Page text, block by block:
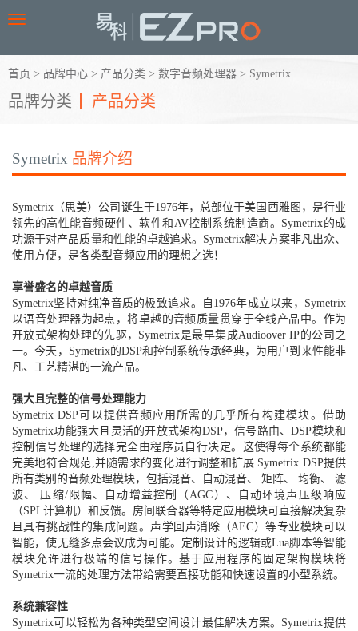
Toggle
首页 > 品牌中心 > 产品分类 > 数字音频处理器 > Symetrix
品牌分类 产品分类
Symetrix 品牌介绍
Symetrix（思美）公司诞生于1976年，总部位于美国西雅图，是行业
领先的高性能音频硬件、软件和AV控制系统制造商。Symetrix的成
功源于对产品质量和性能的卓越追求。Symetrix解决方案非凡出众、
使用方便，是各类型音频应用的理想之选！
享誉盛名的卓越音质
Symetrix坚持对纯净音质的极致追求。自1976年成立以来，Symetrix
以语音处理器为起点，将卓越的音频质量贯穿于全线产品中。作为
开放式架构处理的先驱，Symetrix是最早集成Audioover IP的公司之
一。今天，Symetrix的DSP和控制系统传承经典，为用户到来性能非
凡、工艺精湛的一流产品。
强大且完整的信号处理能力
Symetrix DSP可以提供音频应用所需的几乎所有构建模块。借助
Symetrix功能强大且灵活的开放式架构DSP，信号路由、DSP模块和
控制信号处理的选择完全由程序员自行决定。这使得每个系统都能
完美地符合规范,并随需求的变化进行调整和扩展.Symetrix DSP提供
所有类别的音频处理模块，包括混音、自动混音、 矩阵、 均衡、 滤
波、 压缩/限幅、自动增益控制（AGC）、自动环境声压级响应
（SPL计算机）和反馈。房间联合器等特定应用模块可直接解决复杂
且具有挑战性的集成问题。声学回声消除（AEC）等专业模块可以
智能，使无缝多点会议成为可能。定制设计的逻辑或Lua脚本等智能
模块允许进行极端的信号操作。基于应用程序的固定架构模块将
Symetrix一流的处理方法带给需要直接功能和快速设置的小型系统。
系统兼容性
Symetrix可以轻松为各种类型空间设计最佳解决方案。Symetrix提供